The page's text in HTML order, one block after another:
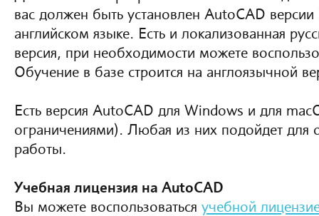
вас должен быть установлен AutoCAD
английском языке. Есть и локализованная
версия, при необходимости можете
Обучение в базе строится на англоязычной
Есть версия AutoCAD для Windows и для
ограничениями). Любая из них подойдет для
работы.
Учебная лицензия на AutoCAD
Вы можете воспользоваться учебной